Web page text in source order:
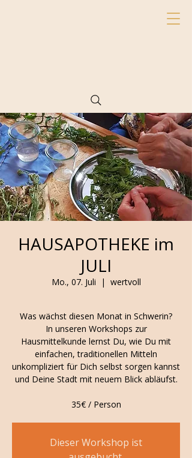
HAUSAPOTHEKE im
JULI
Mo., 07. Juli
  |
wertvoll
Was wächst diesen Monat in Schwerin?
In unseren Workshops zur
Hausmittelkunde lernst Du, wie Du mit
einfachen, traditionellen Mitteln
unkompliziert für Dich selbst sorgen kannst
und Deine Stadt mit neuem Blick abläufst.
35€ / Person
Dieser Workshop ist